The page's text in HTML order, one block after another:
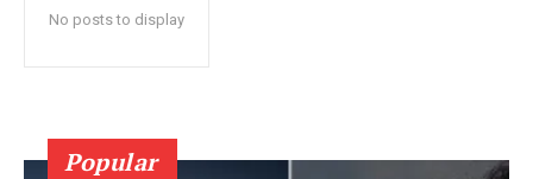
No posts to display
Popular